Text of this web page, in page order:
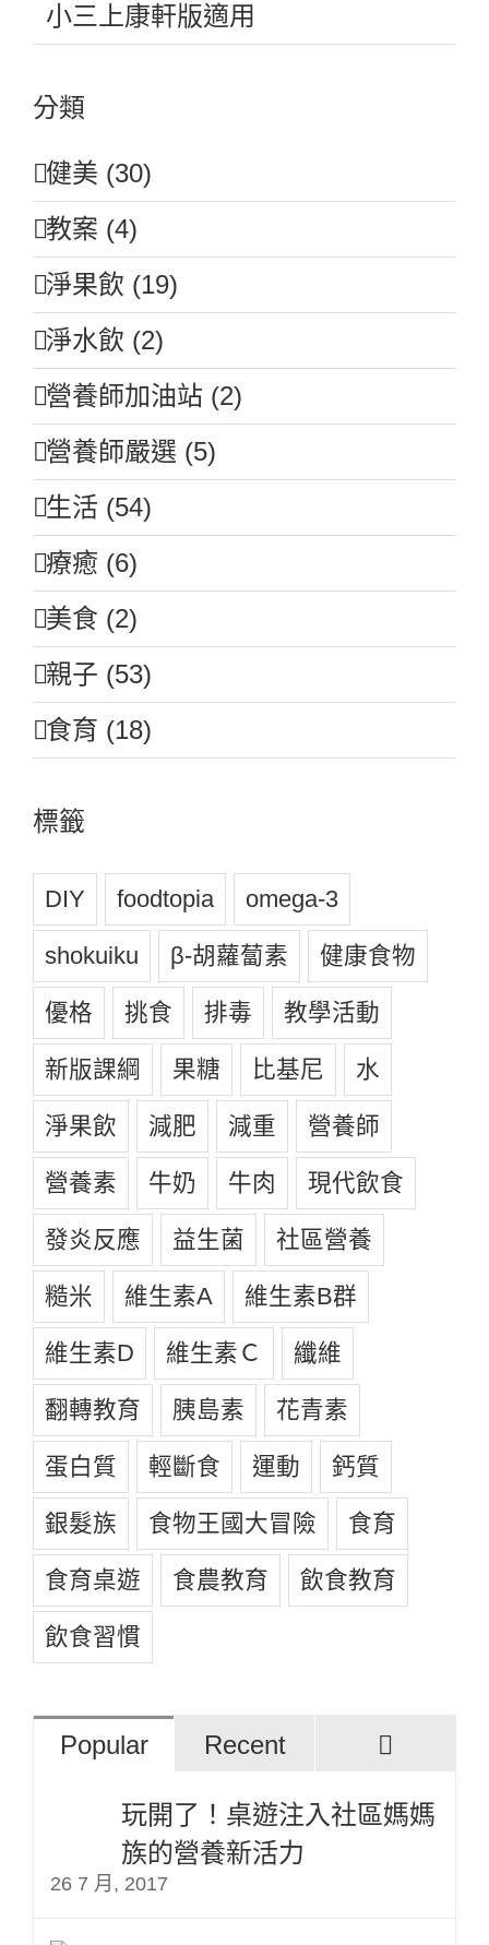
小三上康軒版適用
分類
健美 (30)
教案 (4)
淨果飲 (19)
淨水飲 (2)
營養師加油站 (2)
營養師嚴選 (5)
生活 (54)
療癒 (6)
美食 (2)
親子 (53)
食育 (18)
標籤
DIY foodtopia omega-3
shokuiku β-胡蘿蔔素 健康食物
優格 挑食 排毒 教學活動
新版課綱 果糖 比基尼 水
淨果飲 減肥 減重 營養師
營養素 牛奶 牛肉 現代飲食
發炎反應 益生菌 社區營養
糙米 維生素A 維生素B群
維生素D 維生素Ｃ 纖維
翻轉教育 胰島素 花青素
蛋白質 輕斷食 運動 鈣質
銀髮族 食物王國大冒險 食育
食育桌遊 食農教育 飲食教育
飲食習慣
Popular Recent
玩開了！桌遊注入社區媽媽
族的營養新活力
26 7 月, 2017